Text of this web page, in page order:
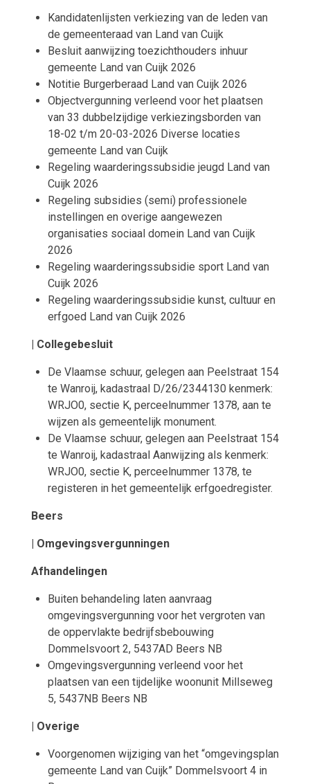
Kandidatenlijsten verkiezing van de leden van
de gemeenteraad van Land van Cuijk
Besluit aanwijzing toezichthouders inhuur
gemeente Land van Cuijk 2026
Notitie Burgerberaad Land van Cuijk 2026
Objectvergunning verleend voor het plaatsen
van 33 dubbelzijdige verkiezingsborden van
18-02 t/m 20-03-2026 Diverse locaties
gemeente Land van Cuijk
Regeling waarderingssubsidie jeugd Land van
Cuijk 2026
Regeling subsidies (semi) professionele
instellingen en overige aangewezen
organisaties sociaal domein Land van Cuijk
2026
Regeling waarderingssubsidie sport Land van
Cuijk 2026
Regeling waarderingssubsidie kunst, cultuur en
erfgoed Land van Cuijk 2026
| Collegebesluit
De Vlaamse schuur, gelegen aan Peelstraat 154
te Wanroij, kadastraal D/26/2344130 kenmerk:
WRJO0, sectie K, perceelnummer 1378, aan te
wijzen als gemeentelijk monument.
De Vlaamse schuur, gelegen aan Peelstraat 154
te Wanroij, kadastraal Aanwijzing als kenmerk:
WRJO0, sectie K, perceelnummer 1378, te
registeren in het gemeentelijk erfgoedregister.
Beers
| Omgevingsvergunningen
Afhandelingen
Buiten behandeling laten aanvraag
omgevingsvergunning voor het vergroten van
de oppervlakte bedrijfsbebouwing
Dommelsvoort 2, 5437AD Beers NB
Omgevingsvergunning verleend voor het
plaatsen van een tijdelijke woonunit Millseweg
5, 5437NB Beers NB
| Overige
Voorgenomen wijziging van het “omgevingsplan
gemeente Land van Cuijk” Dommelsvoort 4 in